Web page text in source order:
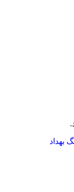
بهداد